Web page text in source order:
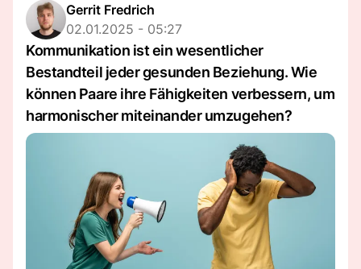
Gerrit Fredrich
02.01.2025 - 05:27
Kommunikation ist ein wesentlicher
Bestandteil jeder gesunden Beziehung. Wie
können Paare ihre Fähigkeiten verbessern, um
harmonischer miteinander umzugehen?